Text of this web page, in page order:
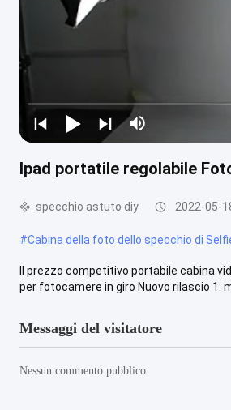
Ipad portatile regolabile
specchio astuto diy 2022-05-
#Cabina della foto dello specchio di
Il prezzo competitivo portabile cabina
per fotocamere in giro Nuovo rilascio 1:
Messaggi del visitatore
Nessun commento pubblico